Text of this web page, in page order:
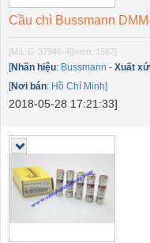
Cầu chì Bussmann
[Mã: G-37946-4][xem: 1587]
[Nhãn hiệu: Bussmann - Xuất xứ
[Nơi bán: Hồ Chí Minh]
2018-05-28 17:21:33]